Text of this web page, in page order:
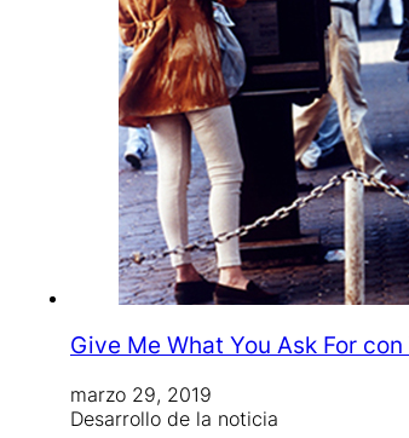
Give Me What You Ask For
marzo 29, 2019
Desarrollo de la noticia